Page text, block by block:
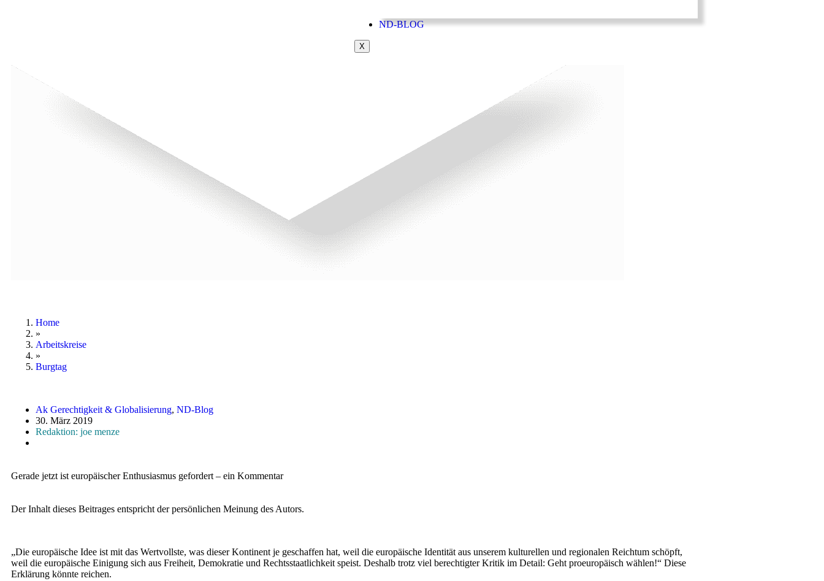
ND-BLOG
X
Home
»
Arbeitskreise
»
Burgtag
Ak Gerechtigkeit & Globalisierung, ND-Blog
30. März 2019
Redaktion: joe menze
Gerade jetzt ist europäischer Enthusiasmus gefordert – ein Kommentar
Der Inhalt dieses Beitrages entspricht der persönlichen Meinung des Autors.
„Die europäische Idee ist mit das Wertvollste, was dieser Kontinent je geschaffen hat, weil die europäische Identität aus unserem kulturellen und regionalen Reichtum schöpft,
weil die europäische Einigung sich aus Freiheit, Demokratie und Rechtsstaatlichkeit speist. Deshalb trotz viel berechtigter Kritik im Detail: Geht proeuropäisch wählen!“ Diese
Erklärung könnte reichen.